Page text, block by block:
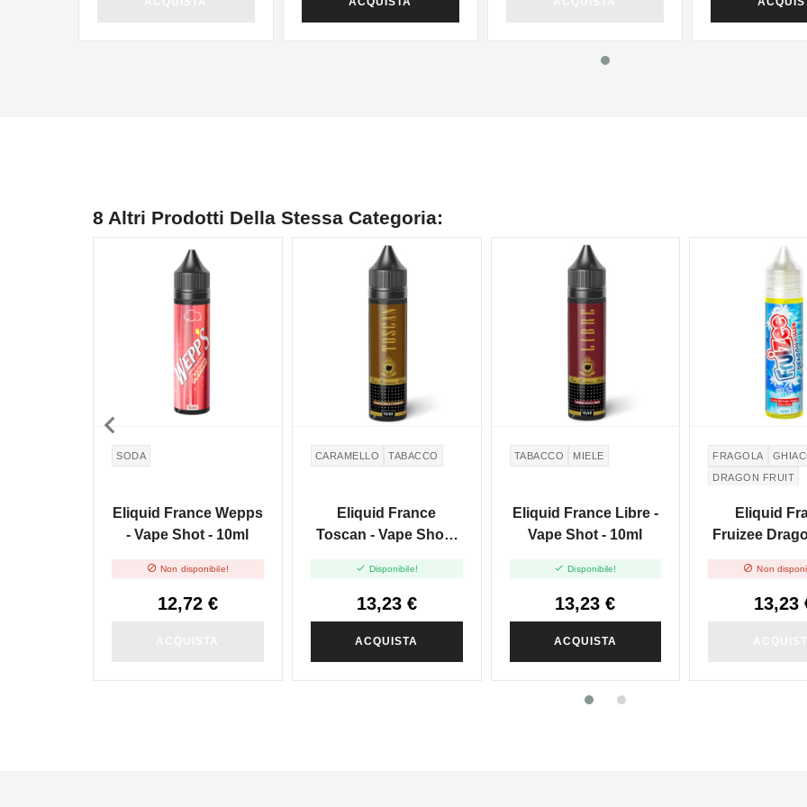
8 Altri Prodotti Della Stessa Categoria:
SODA
Eliquid France Wepps
- Vape Shot - 10ml
 Non disponibile!
12,72 €
NON DISPONIBILE
CARAMELLO TABACCO
Eliquid France
Toscan - Vape Shot -
 Disponibile!
13,23 €
ACQUISTA
TABACCO MIELE
Eliquid France Libre -
Vape Shot - 10ml
 Disponibile!
13,23 €
ACQUISTA
FRAGOLA
DRAGON FRUIT
Eliquid
Fruizee
 Non
13,23
NON DISPONIBILE
